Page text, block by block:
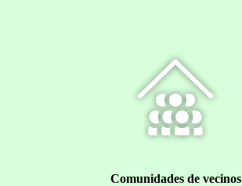
Comunidades de vecinos